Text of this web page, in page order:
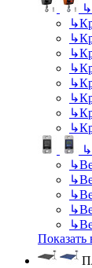
↳
↳
↳
↳
↳
↳
↳
↳
↳
↳
↳
↳
↳
↳
↳
Показать